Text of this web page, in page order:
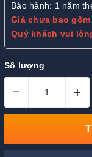
Bảo hành: 1 năm
Giá chưa bao
Quý khách vui
Số lượng
– +